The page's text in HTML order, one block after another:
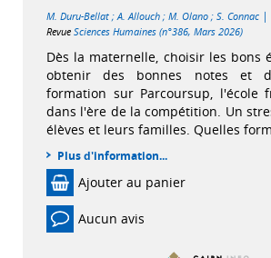
M. Duru-Bellat ; A. Allouch ; M. Olano ; S. Connac |
Revue Sciences Humaines (n°386, Mars 2026)
Dès la maternelle, choisir les bons
obtenir des bonnes notes et
formation sur Parcoursup, l'école
dans l'ère de la compétition. Un
élèves et leurs familles. Quelles
Plus d'information...
Ajouter au panier
Aucun avis